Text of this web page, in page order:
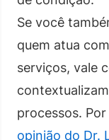
Se você
quem atua
serviços, vale
processos.
opinião do Dr.